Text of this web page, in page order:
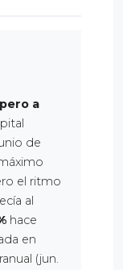
a
de
el ritmo
al
hace
en
(jun.